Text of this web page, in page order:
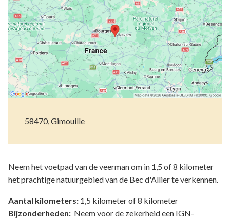
58470, Gimouille
Neem het voetpad van de veerman om in 1,5 of 8 kilometer
het prachtige natuurgebied van de Bec d'Allier te verkennen.
Aantal kilometers: 1,5 kilometer of 8 kilometer
Bijzonderheden: Neem voor de zekerheid een IGN-